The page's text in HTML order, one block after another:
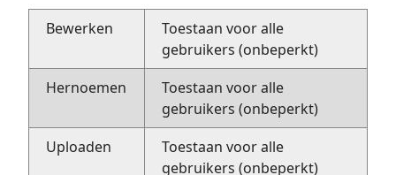
Bewerken
Toestaan voor alle
gebruikers (onbeperkt)
Hernoemen
Toestaan voor alle
gebruikers (onbeperkt)
Uploaden
Toestaan voor alle
gebruikers (onbeperkt)